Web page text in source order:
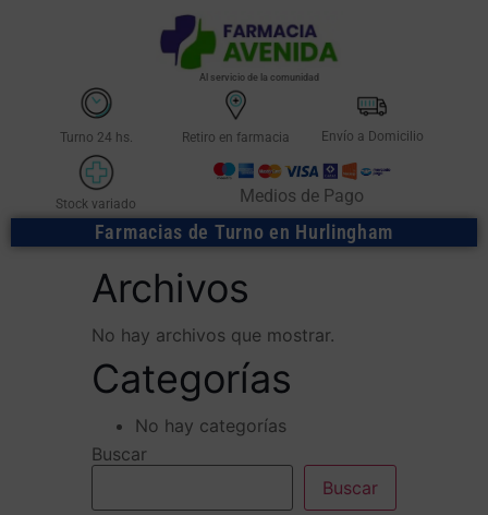
Al servicio de la comunidad
Turno 24 hs. Retiro en farmacia Envío a Domicilio
Stock variado Medios de Pago
Farmacias de Turno en Hurlingham
Archivos
No hay archivos que mostrar.
Categorías
No hay categorías
Buscar
Buscar